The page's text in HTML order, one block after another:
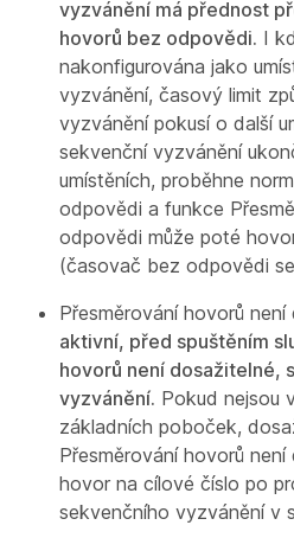
vyzvánění má přednost
hovorů bez odpovědi. I
nakonfigurována jako
vyzvánění, časový limit
vyzvánění pokusí o další
sekvenční vyzvánění
umístěních, proběhne
odpovědi a funkce
odpovědi může poté
(časovač bez odpovědi
Přesměrování hovorů není
aktivní, před spuštěním
hovorů není dosažitelné,
vyzvánění. Pokud nejsou
základních poboček,
Přesměrování hovorů není
hovor na cílové číslo po
sekvenčního vyzvánění v